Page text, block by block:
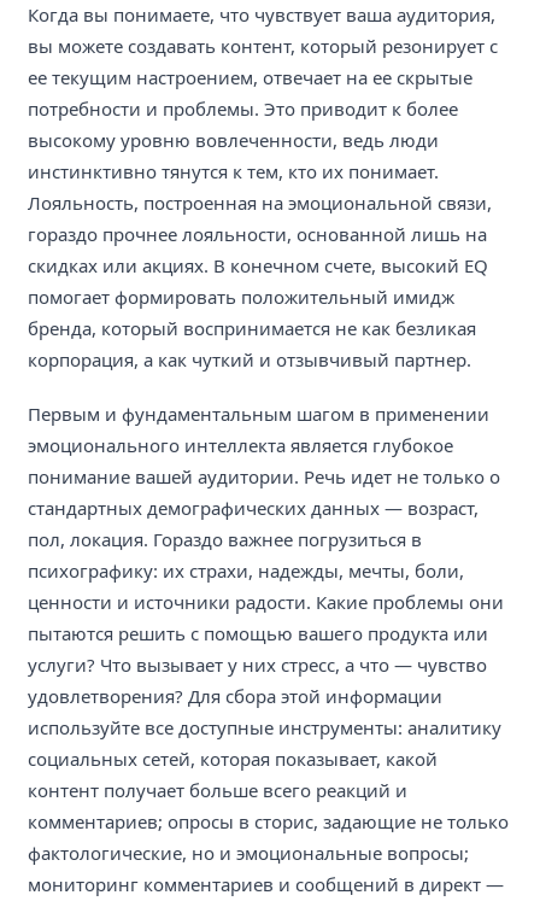
Когда вы понимаете, что чувствует ваша аудитория,
вы можете создавать контент, который резонирует с
ее текущим настроением, отвечает на ее скрытые
потребности и проблемы. Это приводит к более
высокому уровню вовлеченности, ведь люди
инстинктивно тянутся к тем, кто их понимает.
Лояльность, построенная на эмоциональной связи,
гораздо прочнее лояльности, основанной лишь на
скидках или акциях. В конечном счете, высокий EQ
помогает формировать положительный имидж
бренда, который воспринимается не как безликая
корпорация, а как чуткий и отзывчивый партнер.
Первым и фундаментальным шагом в применении
эмоционального интеллекта является глубокое
понимание вашей аудитории. Речь идет не только о
стандартных демографических данных — возраст,
пол, локация. Гораздо важнее погрузиться в
психографику: их страхи, надежды, мечты, боли,
ценности и источники радости. Какие проблемы они
пытаются решить с помощью вашего продукта или
услуги? Что вызывает у них стресс, а что — чувство
удовлетворения? Для сбора этой информации
используйте все доступные инструменты: аналитику
социальных сетей, которая показывает, какой
контент получает больше всего реакций и
комментариев; опросы в сторис, задающие не только
фактологические, но и эмоциональные вопросы;
мониторинг комментариев и сообщений в директ —